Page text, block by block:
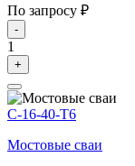
По запросу ₽
-
1
+
С-16-40-Т6
Мостовые сваи